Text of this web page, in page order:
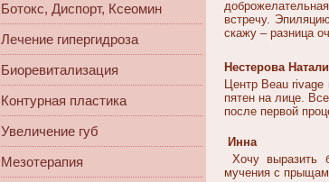
Ботокс, Диспорт, Ксеомин
Лечение гипергидроза
Биоревитализация
Контурная пластика
Увеличение губ
Мезотерапия
встречу.
скажу – разница
Нестерова
Центр Beau
пятен на лице.
после первой
Инна
Хочу выразить
мучения с